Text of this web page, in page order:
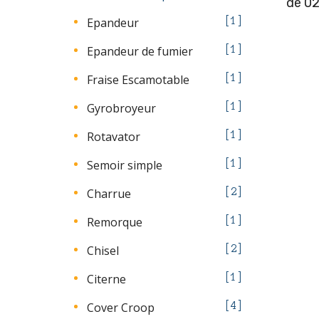
Epandeur 1
Epandeur de fumier 1
Fraise Escamotable 1
Gyrobroyeur 1
Rotavator 1
Semoir simple 1
Charrue 2
Remorque 1
Chisel 2
Citerne 1
Cover Croop 4